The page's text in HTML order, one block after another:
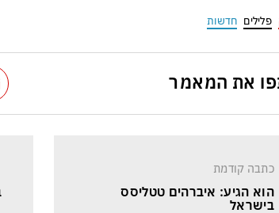
פלילים חדשות
את המאמר
כתבה קודמת
הוא הגיע: איברהים טטליסס
בישראל